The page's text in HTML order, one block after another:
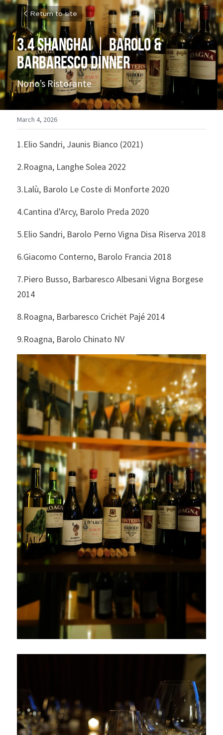
Return to site
3.4 Shanghai｜Barolo &
Barbaresco Dinner
Nono’s Ristorante
March 4, 2026
1.Elio Sandri, Jaunis Bianco (2021)
2.Roagna, Langhe Solea 2022
3.Lalù, Barolo Le Coste di Monforte 2020
4.Cantina d'Arcy, Barolo Preda 2020
5.Elio Sandri, Barolo Perno Vigna Disa Riserva 2018
6.Giacomo Conterno, Barolo Francia 2018
7.Piero Busso, Barbaresco Albesani Vigna Borgese
2014
8.Roagna, Barbaresco Crichët Pajé 2014
9.Roagna, Barolo Chinato NV